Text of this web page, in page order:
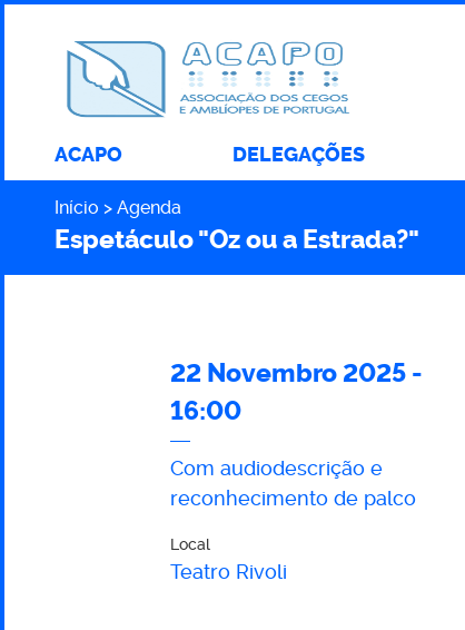
ACAPO DELEGAÇÕES
Caminho
Início Agenda
Espetáculo "Oz ou a Estrada?"
Espetáculo
22 Novembro 2025 -
16:00
Com audiodescrição e
reconhecimento de palco
Local
Teatro Rivoli